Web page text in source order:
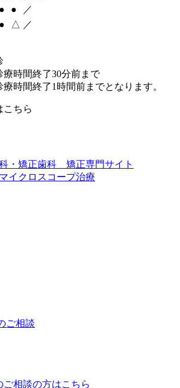
● ●
／
● △ ／
時間終了30分前まで
終了1時間前までとなります。
こちら
ご相談